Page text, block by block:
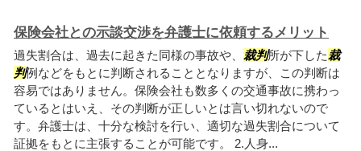
保険会社との示談交渉を弁護士に依頼するメリット
過失割合は、過去に起きた同様の事故や、 裁判所が下した裁
判例などをもとに判断されることとなりますが、この判断は
容易ではありません。保険会社も数多くの交通事故に携わっ
ているとはいえ、その判断が正しいとは言い切れないので
す。弁護士は、十分な検討を行い、適切な過失割合について
証拠をもとに主張することが可能です。 2.人身...